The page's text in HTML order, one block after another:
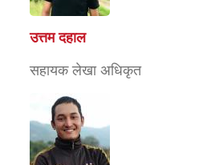
उत्तम दहाल
सहायक लेखा अधिकृत